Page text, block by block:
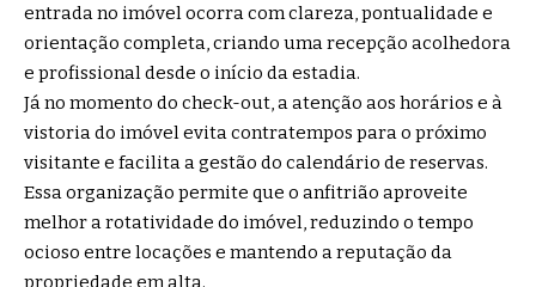
entrada no imóvel ocorra com clareza, pontualidade e
orientação completa, criando uma recepção acolhedora
e profissional desde o início da estadia.
Já no momento do check-out, a atenção aos horários e à
vistoria do imóvel evita contratempos para o próximo
visitante e facilita a gestão do calendário de reservas.
Essa organização permite que o anfitrião aproveite
melhor a rotatividade do imóvel, reduzindo o tempo
ocioso entre locações e mantendo a reputação da
propriedade em alta.